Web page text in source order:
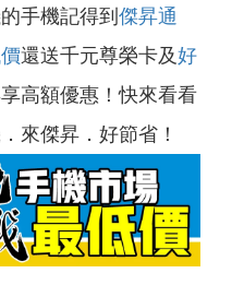
手機記得到 傑昇通
還送千元尊榮卡及好
高額優惠！快來看看
來傑昇．好節省！